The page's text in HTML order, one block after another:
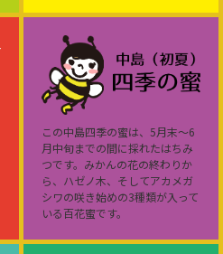
この中島四季の蜜は、5月末～6
月中旬までの間に採れたはちみ
つです。みかんの花の終わりか
ら、ハゼノ木、そしてアカメガ
シワの咲き始めの3種類が入って
いる百花蜜です。